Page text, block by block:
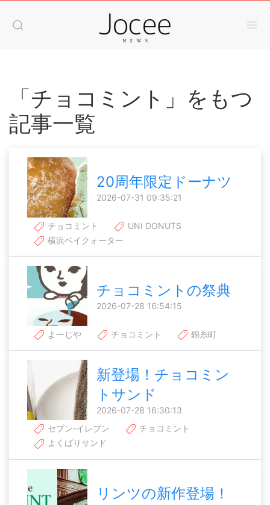
「チョコミント」をもつ
記事一覧
20周年限定ドーナツ
2026-07-31 09:35:21
チョコミント
UNI DONUTS
横浜ベイクォーター
チョコミントの祭典
2026-07-28 16:54:15
よーじや チョコミント 錦糸町
新登場！チョコミン
トサンド
2026-07-28 16:30:13
セブン‐イレブン
チョコミント
よくばりサンド
リンツの新作登場！